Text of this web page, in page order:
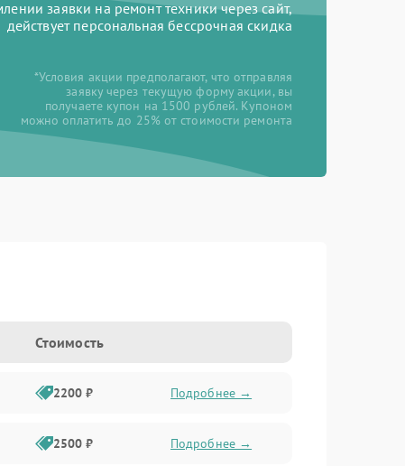
заявки на ремонт техники через сайт,
действует персональная бессрочная скидка
*Условия акции предполагают, что отправляя
заявку через текущую форму акции, вы
получаете купон на 1500 рублей. Купоном
можно оплатить до 25% от стоимости ремонта
Стоимость
2200 ₽ Подробнее →
2500 ₽ Подробнее →